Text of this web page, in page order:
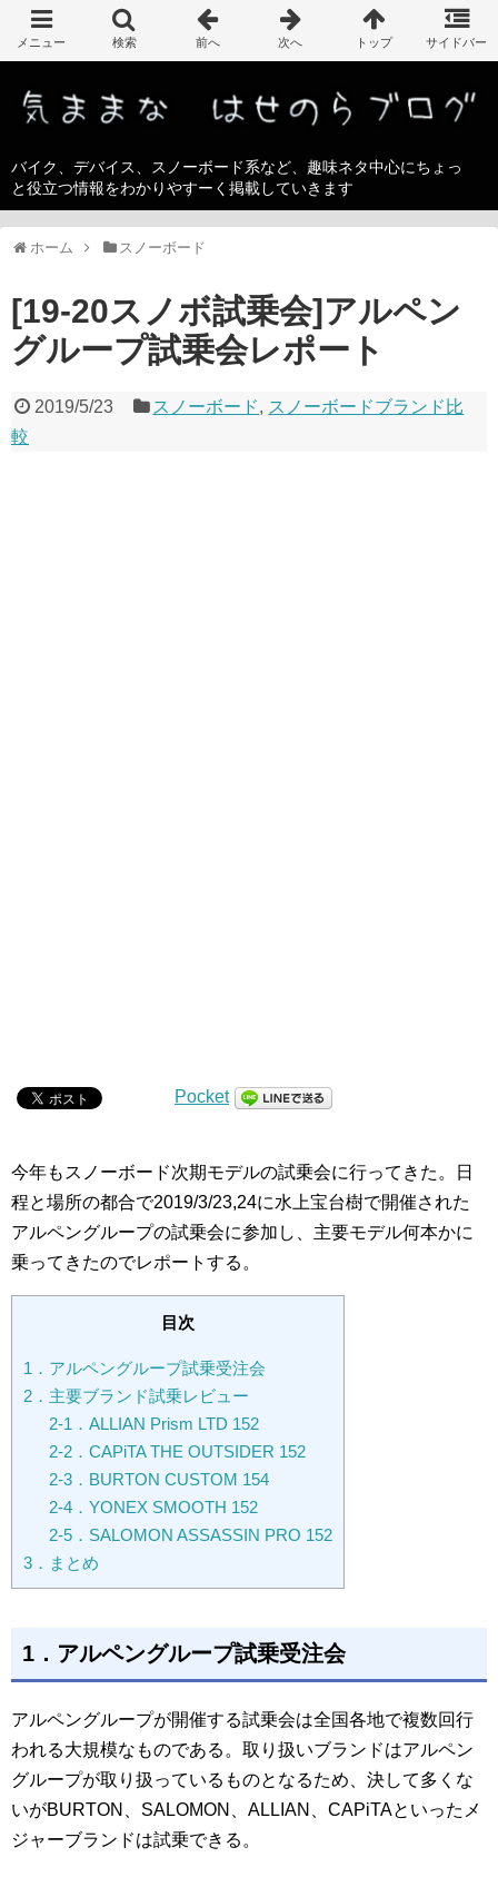
バイク、デバイス、スノーボード系など、趣味ネタ中心にちょっ
と役立つ情報をわかりやすーく掲載していきます
ホーム スノーボード
[19-20スノボ試乗会]アルペン
グループ試乗会レポート
2019/5/23 スノーボード, スノーボードブランド比
較
Pocket
今年もスノーボード次期モデルの試乗会に行ってきた。日
程と場所の都合で2019/3/23,24に水上宝台樹で開催された
アルペングループの試乗会に参加し、主要モデル何本かに
乗ってきたのでレポートする。
目次
1．アルペングループ試乗受注会
2．主要ブランド試乗レビュー
2-1．ALLIAN Prism LTD 152
2-2．CAPiTA THE OUTSIDER 152
2-3．BURTON CUSTOM 154
2-4．YONEX SMOOTH 152
2-5．SALOMON ASSASSIN PRO 152
3．まとめ
1．アルペングループ試乗受注会
アルペングループが開催する試乗会は全国各地で複数回行
われる大規模なものである。取り扱いブランドはアルペン
グループが取り扱っているものとなるため、決して多くな
いがBURTON、SALOMON、ALLIAN、CAPiTAといったメ
ジャーブランドは試乗できる。